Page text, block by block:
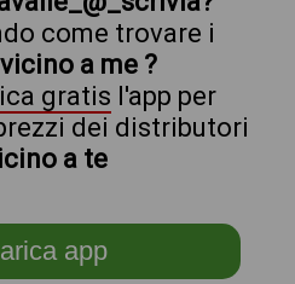
come trovare i
a me ?
gratis l'app per
dei distributori
a te
app